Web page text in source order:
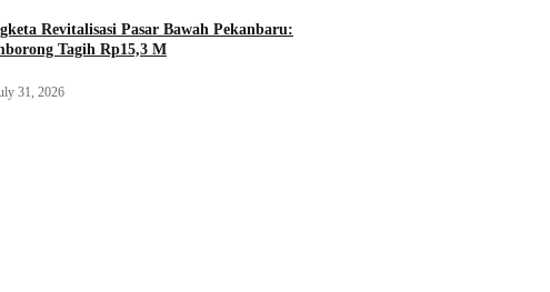
Revitalisasi Pasar Bawah Pekanbaru:
Tagih Rp15,3 M
31, 2026